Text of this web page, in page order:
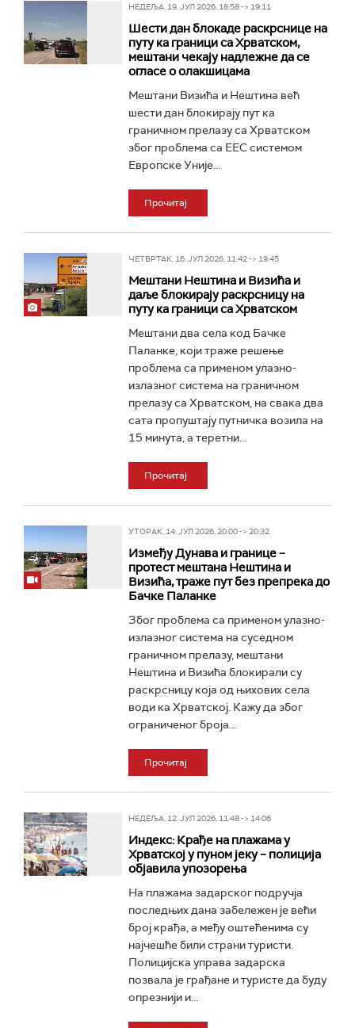
НЕДЕЉА, 19. ЈУЛ 2026, 18:58 -> 19:11
Шести дан блокаде раскрснице на
путу ка граници са Хрватском,
мештани чекају надлежне да се
огласе о олакшицама
Мештани Визића и Нештина већ
шести дан блокирају пут ка
граничном прелазу са Хрватском
због проблема са ЕЕС системом
Европске Уније...
Прочитај
ЧЕТВРТАК, 16. ЈУЛ 2026, 11:42 -> 19:45
Мештани Нештина и Визића и
даље блокирају раскрсницу на
путу ка граници са Хрватском
Мештани два села код Бачке
Паланке, који траже решење
проблема са применом улазно-
излазног система на граничном
прелазу са Хрватском, на свака два
сата пропуштају путничка возила на
15 минута, а теретни...
Прочитај
УТОРАК, 14. ЈУЛ 2026, 20:00 -> 20:32
Између Дунава и границе –
протест мештана Нештина и
Визића, траже пут без препрека до
Бачке Паланке
Због проблема са применом улазно-
излазног система на суседном
граничном прелазу, мештани
Нештина и Визића блокирали су
раскрсницу која од њихових села
води ка Хрватској. Кажу да због
ограниченог броја...
Прочитај
НЕДЕЉА, 12. ЈУЛ 2026, 11:48 -> 14:06
Индекс: Крађе на плажама у
Хрватској у пуном јеку – полиција
објавила упозорења
На плажама задарског подручја
последњих дана забележен је већи
број крађа, а међу оштећенима су
најчешће били страни туристи.
Полицијска управа задарска
позвала је грађане и туристе да буду
опрезнији и...